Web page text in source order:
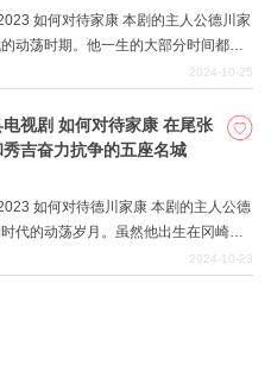
如何对待家康 本剧的主人公德川家
动荡时期。他一生的大部分时间都在
的决定性战役可能就是分裂国家的关原
迹。在此，我们将介绍其中 11 位将军的
迹。
2024-10-25
电视剧 如何对待家康 在尾张
吉奋力抗争的五座名城
如何对待德川家康 本剧的主人公德
代的动荡岁月。虽然他出生在冈崎
迫作为人质住在今川家的孙浦城。今川
2024-10-23